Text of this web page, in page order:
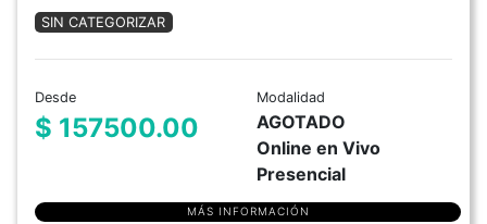
SIN CATEGORIZAR
Desde
$ 157500.00
Modalidad
AGOTADO
Online en Vivo
Presencial
MÁS INFORMACIÓN